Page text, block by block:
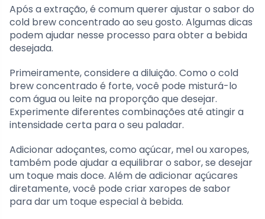
Após a extração, é comum querer ajustar o sabor do
cold brew concentrado ao seu gosto. Algumas dicas
podem ajudar nesse processo para obter a bebida
desejada.
Primeiramente, considere a diluição. Como o cold
brew concentrado é forte, você pode misturá-lo
com água ou leite na proporção que desejar.
Experimente diferentes combinações até atingir a
intensidade certa para o seu paladar.
Adicionar adoçantes, como açúcar, mel ou xaropes,
também pode ajudar a equilibrar o sabor, se desejar
um toque mais doce. Além de adicionar açúcares
diretamente, você pode criar xaropes de sabor
para dar um toque especial à bebida.